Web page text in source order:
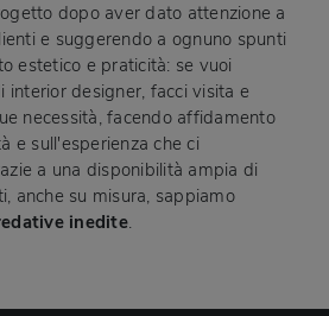
dopo aver dato attenzione a
e suggerendo a ognuno spunti
estetico e praticità: se vuoi
interior designer, facci visita e
necessità, facendo affidamento
e sull'esperienza che ci
a una disponibilità ampia di
anche su misura, sappiamo
inedite.